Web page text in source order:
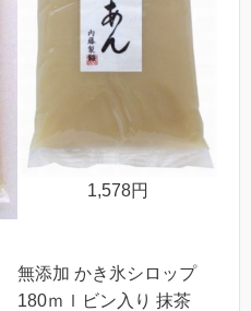
1,578円
無添加 かき氷シロップ
180ｍｌビン入り 抹茶